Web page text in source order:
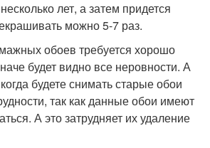
лет, а затем придется
можно 5-7 раз.
обоев требуется хорошо
будет видно все неровности. А
будете снимать старые обои
так как данные обои имеют
А это затрудняет их удаление